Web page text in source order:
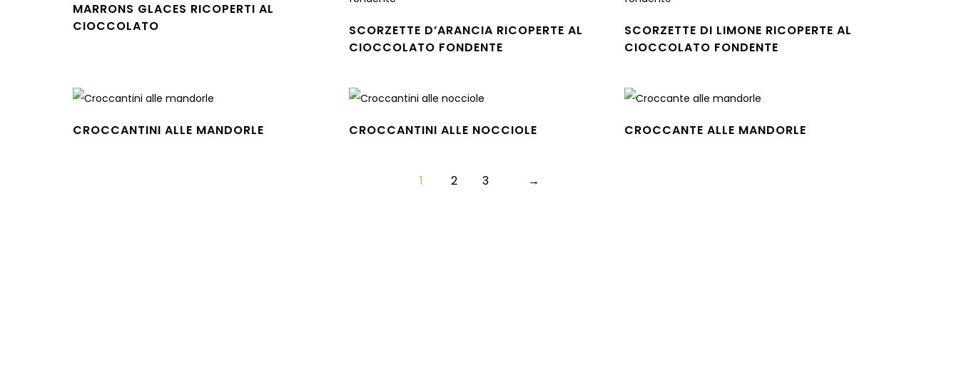
MARRONS GLACES RICOPERTI AL
CIOCCOLATO
SCORZETTE D’ARANCIA RICOPERTE AL
CIOCCOLATO FONDENTE
SCORZETTE DI LIMONE RICOPERTE AL
CIOCCOLATO FONDENTE
CROCCANTINI ALLE MANDORLE CROCCANTINI ALLE NOCCIOLE CROCCANTE ALLE MANDORLE
1 2 3 →